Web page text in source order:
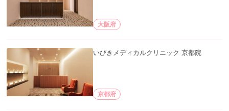
大阪府
いびきメディカルクリニック 京都院
京都府